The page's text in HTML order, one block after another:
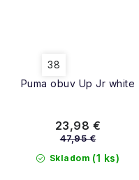
Puma obuv Up Jr white
38
Skladom (1 ks)
23,98 €
47,95 €